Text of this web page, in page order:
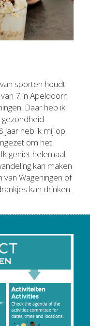
sporten houdt.
7 in Apeldoorn
Daar heb ik
jaar heb ik mij op
om het
geniet helemaal
kan maken
Wageningen of
kan drinken.